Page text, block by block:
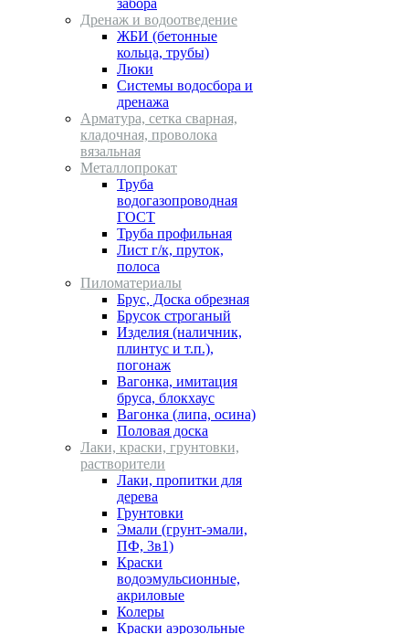
забора
Дренаж и водоотведение
ЖБИ (бетонные
кольца, трубы)
Люки
Системы водосбора и
дренажа
Арматура, сетка сварная,
кладочная, проволока
вязальная
Металлопрокат
Труба
водогазопроводная
ГОСТ
Труба профильная
Лист г/к, пруток,
полоса
Пиломатериалы
Брус, Доска обрезная
Брусок строганый
Изделия (наличник,
плинтус и т.п.),
погонаж
Вагонка, имитация
бруса, блокхаус
Вагонка (липа, осина)
Половая доска
Лаки, краски, грунтовки,
растворители
Лаки, пропитки для
дерева
Грунтовки
Эмали (грунт-эмали,
ПФ, 3в1)
Краски
водоэмульсионные,
акриловые
Колеры
Краски аэрозольные